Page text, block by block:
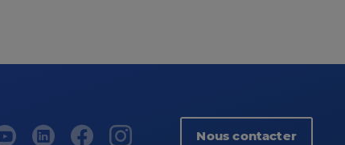
Nous contacter